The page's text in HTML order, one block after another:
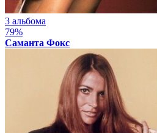
3 альбома
79%
Саманта Фокс